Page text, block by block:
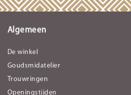
Algemeen
De winkel
Goudsmidatelier
Trouwringen
Openingstijden